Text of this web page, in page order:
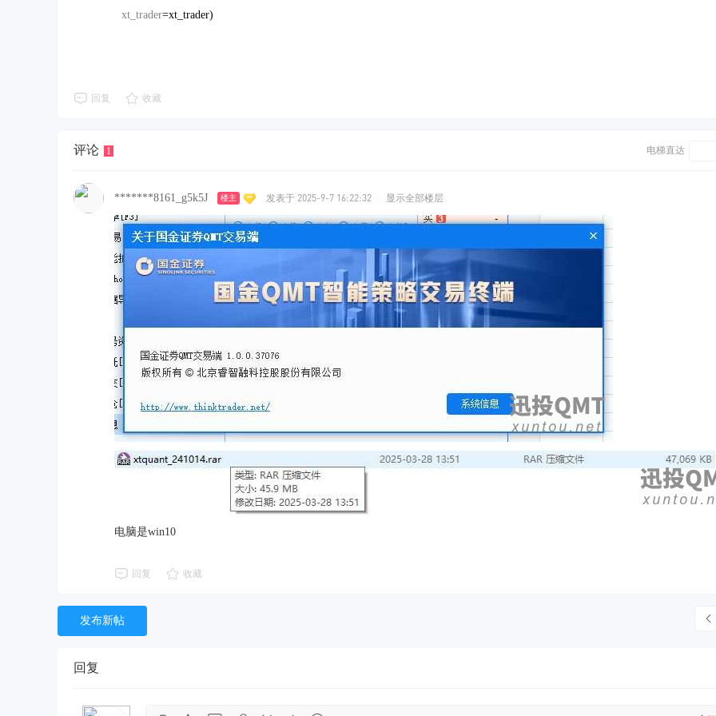
xt_trader=xt_trader)
回复 收藏
电梯直达
评论 1
*******8161_g5k5J 楼主 发表于 2025-9-7 16:22:32 显示全部楼层
电脑是win10
回复 收藏
发布新帖
回复